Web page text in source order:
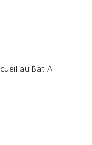
au Bat A